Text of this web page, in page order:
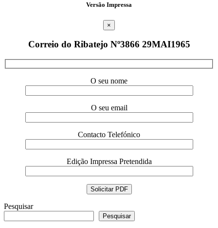
Versão Impressa
×
Correio do Ribatejo Nº3866 29MAI1965
O seu nome
O seu email
Contacto Telefónico
Edição Impressa Pretendida
Pesquisar
Pesquisar